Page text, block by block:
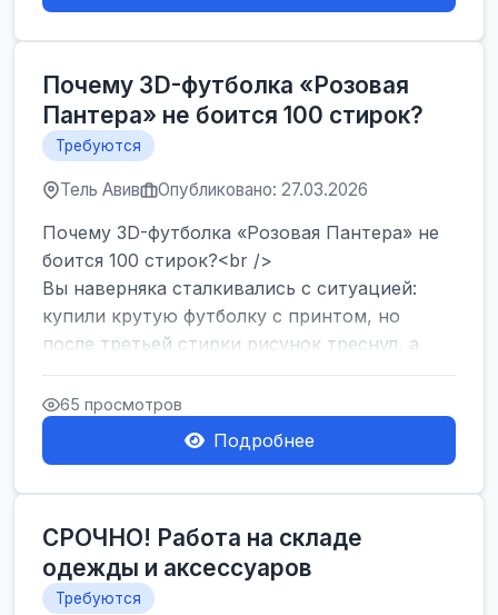
Почему 3D-футболка «Розовая
Пантера» не боится 100 стирок?
Требуются
Тель Авив Опубликовано: 27.03.2026
Почему 3D-футболка «Розовая Пантера» не
боится 100 стирок?<br />
Вы наверняка сталкивались с ситуацией:
купили крутую футболку с принтом, но
после третьей стирки рисунок треснул, а
после десятой — пр...
65 просмотров
Подробнее
СРОЧНО! Работа на складе
одежды и аксессуаров
Требуются